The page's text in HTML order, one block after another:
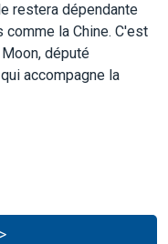
restera dépendante
la Chine. C'est
député
accompagne la